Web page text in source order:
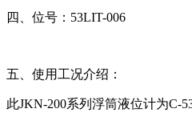
四、位号：53LIT-006
五、使用工况介绍：
此JKN-200系列浮筒液位计为C-